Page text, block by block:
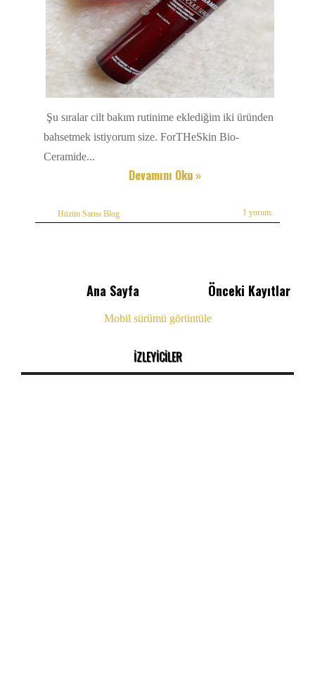
Şu sıralar cilt bakım rutinime eklediğim iki üründen
bahsetmek istiyorum size. ForTHeSkin Bio-
Ceramide...
Devamını Oku »
Hüzün Sarısı Blog 1 yorum:
Önceki Kayıtlar
Ana Sayfa
Mobil sürümü görüntüle
İZLEYİCİLER